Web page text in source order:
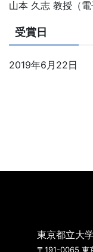
山本 久志 教授（電
受賞日
2019年6月22日
東京都立大
〒191-0065 東